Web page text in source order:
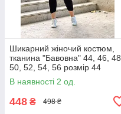
Шикарний жіночий костюм,
тканина "Бавовна" 44, 46, 48,
50, 52, 54, 56 розмір 44
В наявності 2 од.
448 ₴ 498 ₴